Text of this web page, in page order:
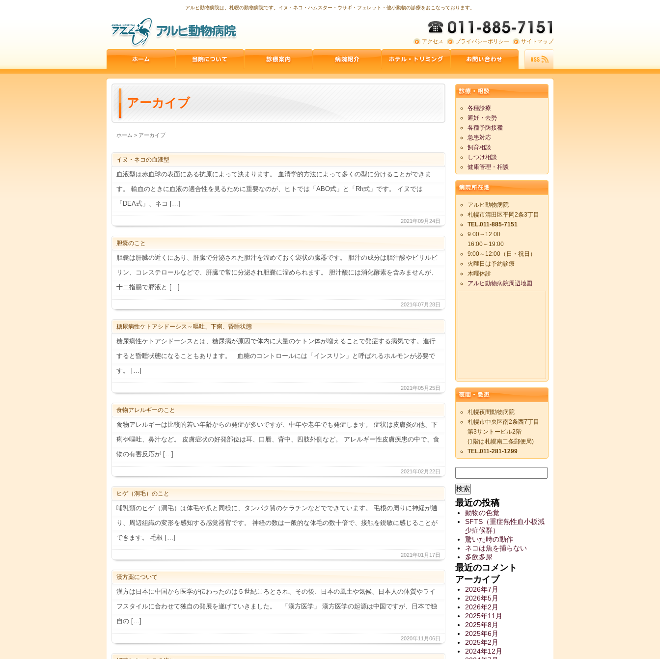
アルヒ動物病院は、札幌の動物病院です。イヌ・ネコ・ハムスター・ウサギ・フェレット・他小動物の診療をおこなっております。
アクセス プライバシーポリシー サイトマップ
アーカイブ
ホーム > アーカイブ
イヌ・ネコの血液型
血液型は赤血球の表面にある抗原によって決まります。 血清学的方法によって多くの型に分けることができま
す。 輸血のときに血液の適合性を見るために重要なのが、ヒトでは「ABO式」と「Rh式」です。 イヌでは
「DEA式」、ネコ […]
2021年09月24日
胆嚢のこと
胆嚢は肝臓の近くにあり、肝臓で分泌された胆汁を溜めておく袋状の臓器です。 胆汁の成分は胆汁酸やビリルビ
リン、コレステロールなどで、肝臓で常に分泌され胆嚢に溜められます。 胆汁酸には消化酵素を含みませんが、
十二指腸で膵液と […]
2021年07月28日
糖尿病性ケトアシドーシス～嘔吐、下痢、昏睡状態
糖尿病性ケトアシドーシスとは、糖尿病が原因で体内に大量のケトン体が増えることで発症する病気です。進行
すると昏睡状態になることもあります。 血糖のコントロールには「インスリン」と呼ばれるホルモンが必要で
す。 […]
2021年05月25日
食物アレルギーのこと
食物アレルギーは比較的若い年齢からの発症が多いですが、中年や老年でも発症します。 症状は皮膚炎の他、下
痢や嘔吐、鼻汁など。 皮膚症状の好発部位は耳、口唇、背中、四肢外側など。 アレルギー性皮膚疾患の中で、食
物の有害反応が […]
2021年02月22日
ヒゲ（洞毛）のこと
哺乳類のヒゲ（洞毛）は体毛や爪と同様に、タンパク質のケラチンなどでできています。 毛根の周りに神経が通
り、周辺組織の変形を感知する感覚器官です。 神経の数は一般的な体毛の数十倍で、接触を鋭敏に感じることが
できます。 毛根 […]
2021年01月17日
漢方薬について
漢方は日本に中国から医学が伝わったのは５世紀ころとされ、その後、日本の風土や気候、日本人の体質やライ
フスタイルに合わせて独自の発展を遂げていきました。 「漢方医学」 漢方医学の起源は中国ですが、日本で独
自の […]
2020年11月06日
各種診療
避妊・去勢
各種予防接種
急患対応
飼育相談
しつけ相談
健康管理・相談
アルヒ動物病院
札幌市清田区平岡2条3丁目
TEL.011-885-7151
9:00～12:00
16:00～19:00
9:00～12:00（日・祝日）
火曜日は予約診療
木曜休診
アルヒ動物病院周辺地図
札幌夜間動物病院
札幌市中央区南2条西7丁目
第3サントービル2階
(1階は札幌南二条郵便局)
TEL.011-281-1299
検
索:
最近の投稿
動物の色覚
SFTS（重症熱性血小板減
少症候群）
驚いた時の動作
ネコは魚を捕らない
多飲多尿
最近のコメント
アーカイブ
2026年7月
2026年5月
2026年2月
2025年11月
2025年8月
2025年6月
2025年2月
2024年12月